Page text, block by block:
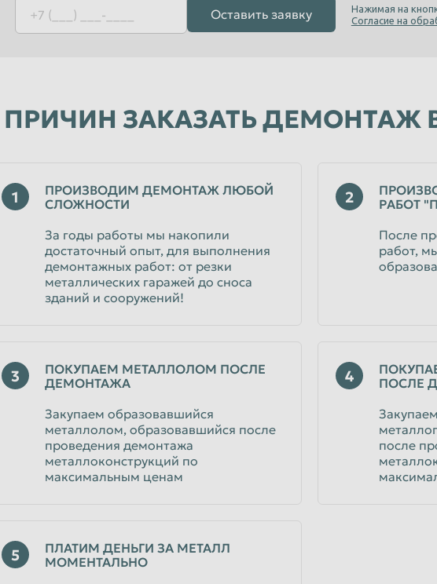
Санкт-Петербург
Сызрань
Уфа
Чебоксары
Чита
Оставить заявку
Нажимая на
Согласие на
ПРИЧИН ЗАКАЗАТЬ ДЕМОНТАЖ
1
ПРОИЗВОДИМ ДЕМОНТАЖ ЛЮБОЙ
СЛОЖНОСТИ
За годы работы мы накопили
достаточный опыт, для выполнения
демонтажных работ: от резки
металлических гаражей до сноса
зданий и сооружений!
2
РАБОТ
После
работ,
3
ПОКУПАЕМ МЕТАЛЛОЛОМ ПОСЛЕ
ДЕМОНТАЖА
Закупаем образовавшийся
металлолом, образовавшийся после
проведения демонтажа
металлоконструкций по
максимальным ценам
4
ПОСЛЕ
после
5
ПЛАТИМ ДЕНЬГИ ЗА МЕТАЛЛ
МОМЕНТАЛЬНО